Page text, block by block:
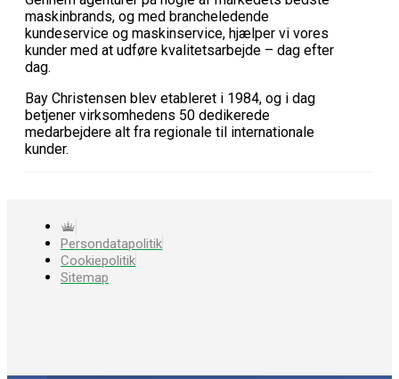
maskinbrands, og med brancheledende
kundeservice og maskinservice, hjælper vi vores
kunder med at udføre kvalitetsarbejde – dag efter
dag.
Bay Christensen blev etableret i 1984, og i dag
betjener virksomhedens 50 dedikerede
medarbejdere alt fra regionale til internationale
kunder.
Persondatapolitik
Cookiepolitik
Sitemap